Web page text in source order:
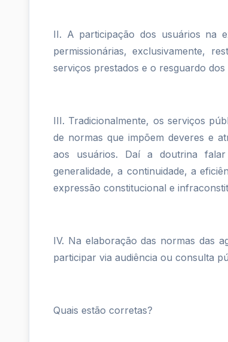
na...
II. A participação dos usuários na
permissionárias, exclusivamente,
serviços prestados e o resguardo
III. Tradicionalmente, os serviços
de normas que impõem deveres e
aos usuários. Daí a doutrina
generalidade, a continuidade, a
expressão constitucional e
IV. Na elaboração das normas das
participar via audiência ou consulta
Quais estão corretas?